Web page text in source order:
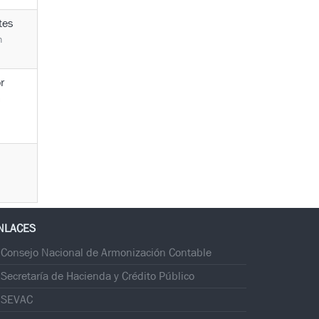
Consejo Nacional de Armonización Contable
Secretaría de Hacienda y Crédito Público
SEVAC